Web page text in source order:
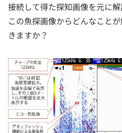
接続して得た探知画像を元に解
この魚探画像からどんなこと
きますか？